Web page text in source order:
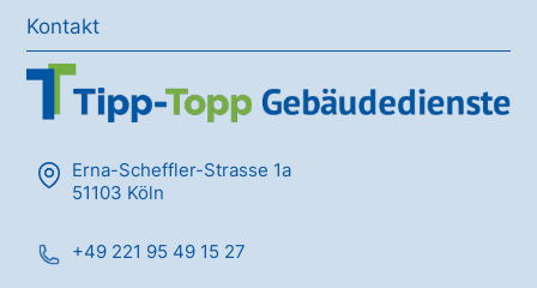
Kontakt
Erna-Scheffler-Strasse 1a
51103 Köln
+49 221 95 49 15 27